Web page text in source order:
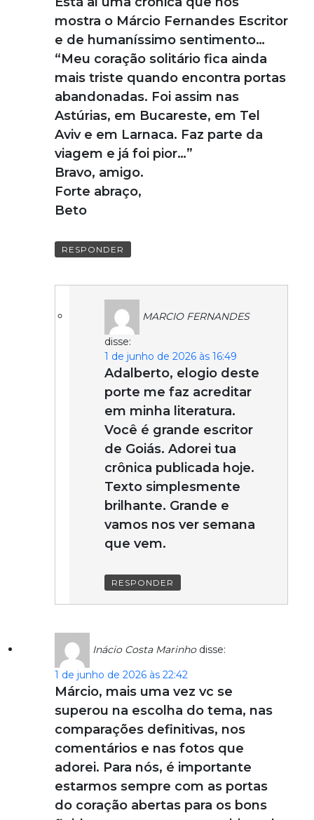
mostra o Márcio Fernandes Escritor
e de humaníssimo sentimento…
“Meu coração solitário fica ainda
mais triste quando encontra portas
abandonadas. Foi assim nas
Astúrias, em Bucareste, em Tel
Aviv e em Larnaca. Faz parte da
viagem e já foi pior…”
Bravo, amigo.
Forte abraço,
Beto
RESPONDER
MARCIO FERNANDES
disse:
1 de junho de 2026 às 16:49
Adalberto, elogio deste
porte me faz acreditar
em minha literatura.
Você é grande escritor
de Goiás. Adorei tua
crônica publicada hoje.
Texto simplesmente
brilhante. Grande e
vamos nos ver semana
que vem.
RESPONDER
Inácio Costa Marinho disse:
1 de junho de 2026 às 22:42
Márcio, mais uma vez vc se
superou na escolha do tema, nas
comparações definitivas, nos
comentários e nas fotos que
adorei. Para nós, é importante
estarmos sempre com as portas
do coração abertas para os bons